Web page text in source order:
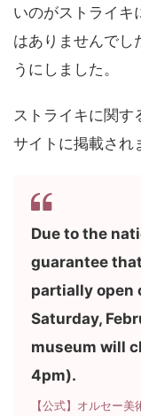
いのがストライキ
はありませんでし
うにしました。
ストライキに関す
サイトに掲載され
Due to the
guarantee
partially open
Saturday,
museum will
4pm).
【公式】オルセー美